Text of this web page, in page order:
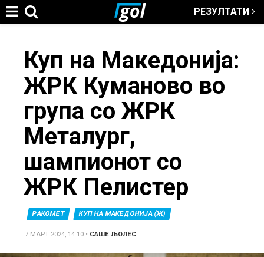
РЕЗУЛТАТИ
here
Куп на Македонија:
ЖРК Куманово во
група со ЖРК
Металург,
шампионот со
ЖРК Пелистер
РАКОМЕТ КУП НА МАКЕДОНИЈА (Ж)
7 МАРТ 2024, 14:10 • САШЕ ЉОЛЕС